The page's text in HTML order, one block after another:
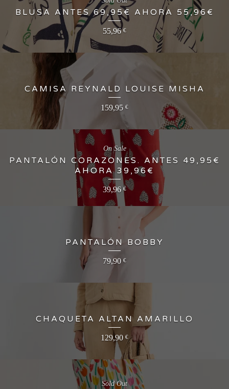
BLUSA ANTES 69,95€ AHORA 55,96€
55,96€
CAMISA REYNALD LOUISE MISHA
159,95 €
PANTALÓN CORAZONES. ANTES 49,95€
AHORA 39,96€
39,96 €
On Sale
PANTALÓN BOBBY
79,90 €
CHAQUETA ALTAN AMARILLO
129,90 €
Sold Out